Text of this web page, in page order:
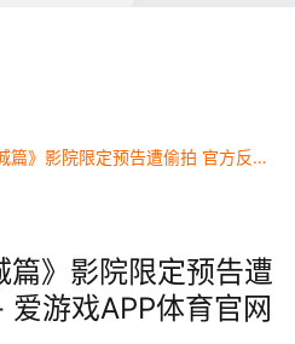
《鬼灭之刃:无限城篇》影院限定预告遭偷拍 官方反被骂 - 爱游戏APP体育官网
篇》影院限定预告遭
游戏APP体育官网